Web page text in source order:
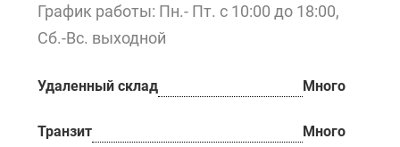
График работы: Пн.- Пт. с 10:00 до 18:00,
Сб.-Вс. выходной
Удаленный склад Много
Транзит Много